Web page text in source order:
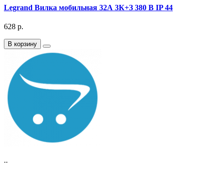
Legrand Вилка мобильная 32А 3К+З 380 В IP 44
628 р.
В корзину
..